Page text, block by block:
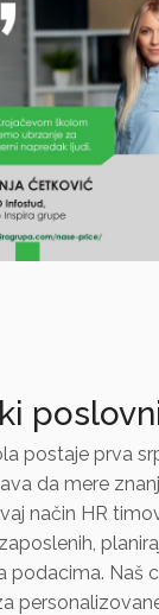
postaje prva
da mere
način HR
Naš